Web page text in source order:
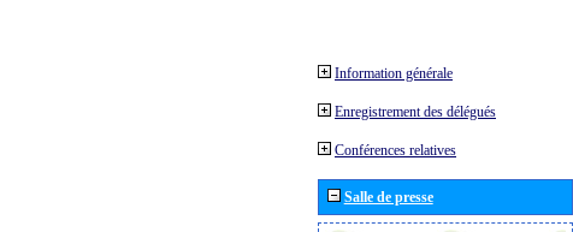
Information générale
Enregistrement des délégués
Conférences relatives
Salle de presse